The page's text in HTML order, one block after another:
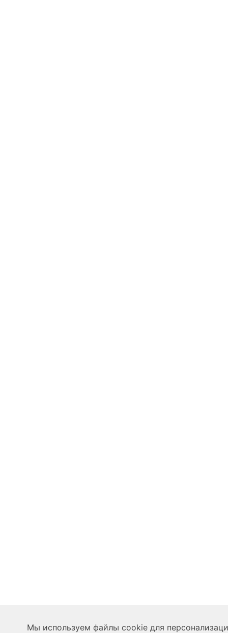
Мы используем файлы cookie для